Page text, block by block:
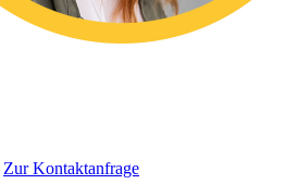
Zur Kontaktanfrage